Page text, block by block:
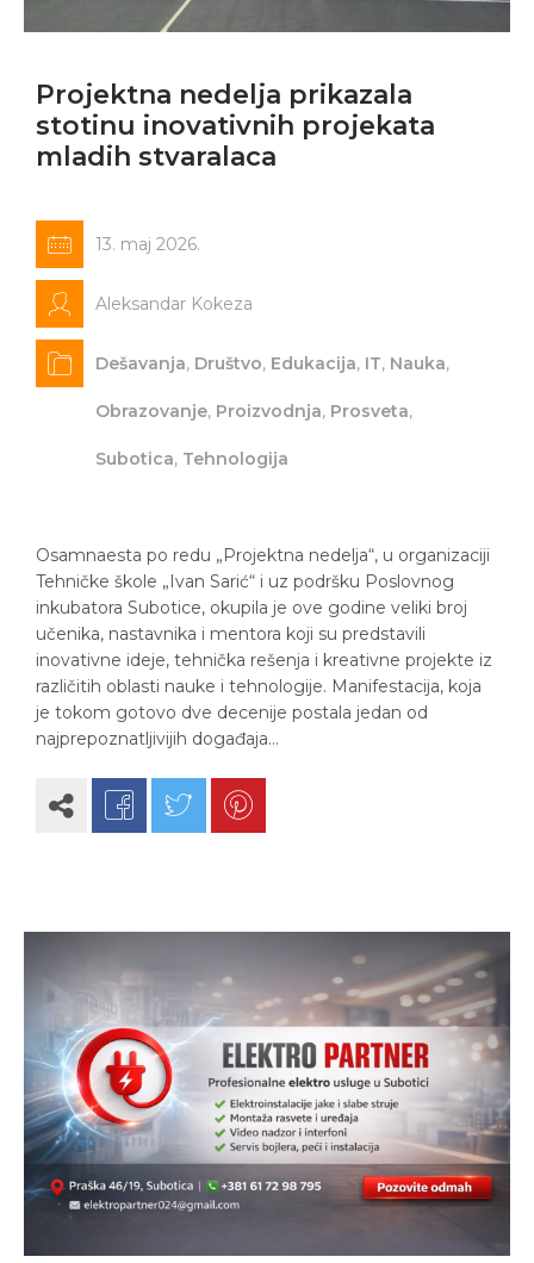
Projektna nedelja prikazala
stotinu inovativnih projekata
mladih stvaralaca
13. maj 2026.
Aleksandar Kokeza
Dešavanja, Društvo, Edukacija, IT, Nauka,
Obrazovanje, Proizvodnja, Prosveta,
Subotica, Tehnologija
Osamnaesta po redu „Projektna nedelja“, u organizaciji
Tehničke škole „Ivan Sarić“ i uz podršku Poslovnog
inkubatora Subotice, okupila je ove godine veliki broj
učenika, nastavnika i mentora koji su predstavili
inovativne ideje, tehnička rešenja i kreativne projekte iz
različitih oblasti nauke i tehnologije. Manifestacija, koja
je tokom gotovo dve decenije postala jedan od
najprepoznatljivijih događaja…